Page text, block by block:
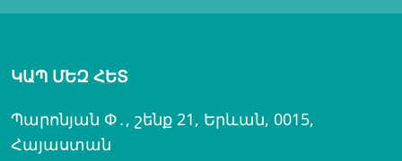
ԿԱՊ ՄԵԶ ՀԵՏ
Պարոնյան Փ․, շենք 21, Երևան, 0015,
Հայաստան